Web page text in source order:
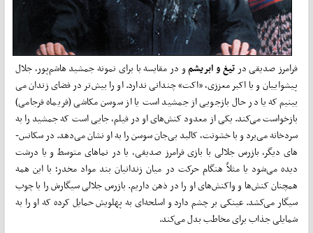
فرامرز صدیقی در تیغ و ابریشمو در مقایسه با برای نمونه جمشید هاشم‌­پور، جلال
پیشواییان و یا اکبر معززی، «اکت» چندانی ندارد. او را بیش‌­تر در فضای زندان می­‌
بینیم که یا در حال بازجویی از جمشید است یا از سوسن مکاشی (فریماه فرجامی)
بازخواست می­‌کند. یکی از معدود کنش­‌های او در فیلم، جایی است که جمشید را به
سردخانه می­‌برد و با خشونت، کالبد بی‌جان سوسن را به او نشان می­‌دهد. در سکانس‌­
های دیگر، بازرس جلالی با بازی فرامرز صدیقی، یا در نماهای متوسط و یا درشت
دیده می­‌شود یا مثلاً ‌هنگام حرکت در میان زندانیان بند مواد مخدر؛ با این همه
همچنان کنش‌ها و واکنش‌های او را در ذهن داریم. بازرس جلالی سیگارش را با چوب
سیگار می­‌کشد. عینکی بر چشم دارد و اسلحه­‌ای به پهلویش حمایل کرده که او را به
شمایلی جذاب برای مخاطب بدل می‌­کند.